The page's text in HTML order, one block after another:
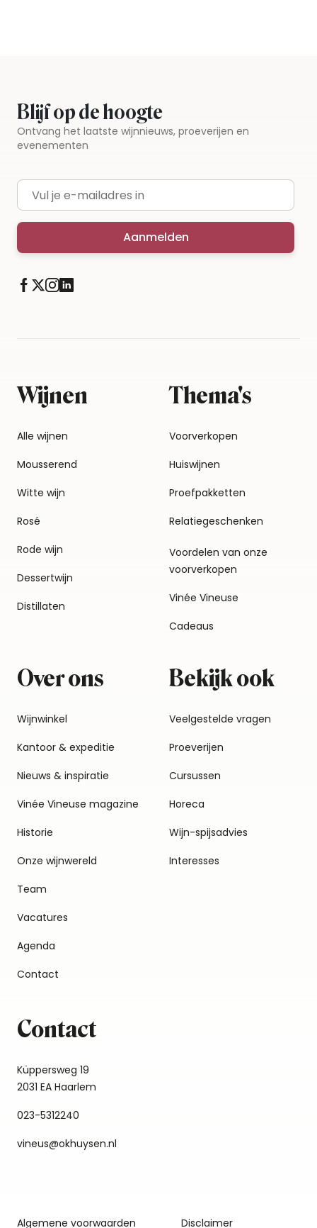
Blijf op de hoogte
Ontvang het laatste wijnnieuws, proeverijen en
evenementen
E-mailadres
Aanmelden
Wijnen
Alle wijnen
Mousserend
Witte wijn
Rosé
Rode wijn
Dessertwijn
Distillaten
Thema's
Voorverkopen
Huiswijnen
Proefpakketten
Relatiegeschenken
Voordelen van onze
voorverkopen
Vinée Vineuse
Cadeaus
Over ons
Wijnwinkel
Kantoor & expeditie
Nieuws & inspiratie
Vinée Vineuse magazine
Historie
Onze wijnwereld
Team
Vacatures
Agenda
Contact
Bekijk ook
Veelgestelde vragen
Proeverijen
Cursussen
Horeca
Wijn-spijsadvies
Interesses
Contact
Küppersweg 19
2031 EA Haarlem
023-5312240
vineus@okhuysen.nl
Algemene voorwaarden Disclaimer